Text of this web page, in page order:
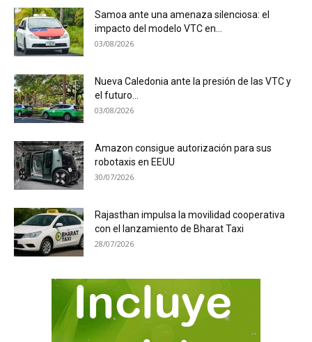
Samoa ante una amenaza silenciosa: el
impacto del modelo VTC en...
03/08/2026
Nueva Caledonia ante la presión de las VTC y
el futuro...
03/08/2026
Amazon consigue autorización para sus
robotaxis en EEUU
30/07/2026
Rajasthan impulsa la movilidad cooperativa
con el lanzamiento de Bharat Taxi
28/07/2026